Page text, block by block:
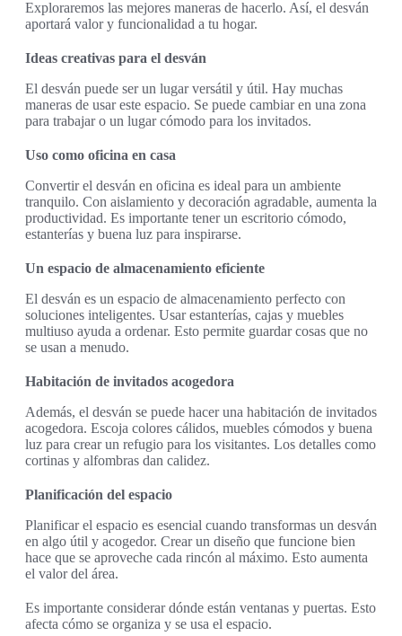
Exploraremos las mejores maneras de hacerlo. Así, el desván
aportará valor y funcionalidad a tu hogar.
Ideas creativas para el desván
El desván puede ser un lugar versátil y útil. Hay muchas
maneras de usar este espacio. Se puede cambiar en una zona
para trabajar o un lugar cómodo para los invitados.
Uso como oficina en casa
Convertir el desván en oficina es ideal para un ambiente
tranquilo. Con aislamiento y decoración agradable, aumenta la
productividad. Es importante tener un escritorio cómodo,
estanterías y buena luz para inspirarse.
Un espacio de almacenamiento eficiente
El desván es un espacio de almacenamiento perfecto con
soluciones inteligentes. Usar estanterías, cajas y muebles
multiuso ayuda a ordenar. Esto permite guardar cosas que no
se usan a menudo.
Habitación de invitados acogedora
Además, el desván se puede hacer una habitación de invitados
acogedora. Escoja colores cálidos, muebles cómodos y buena
luz para crear un refugio para los visitantes. Los detalles como
cortinas y alfombras dan calidez.
Planificación del espacio
Planificar el espacio es esencial cuando transformas un desván
en algo útil y acogedor. Crear un diseño que funcione bien
hace que se aproveche cada rincón al máximo. Esto aumenta
el valor del área.
Es importante considerar dónde están ventanas y puertas. Esto
afecta cómo se organiza y se usa el espacio.